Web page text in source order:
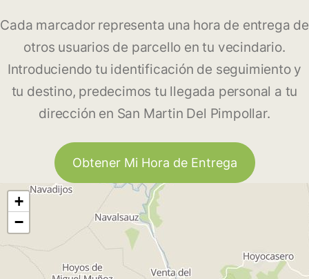
Cada marcador representa una hora de entrega de
otros usuarios de parcello en tu vecindario.
Introduciendo tu identificación de seguimiento y
tu destino, predecimos tu llegada personal a tu
dirección en San Martin Del Pimpollar.
Obtener Mi Hora de Entrega
+
−